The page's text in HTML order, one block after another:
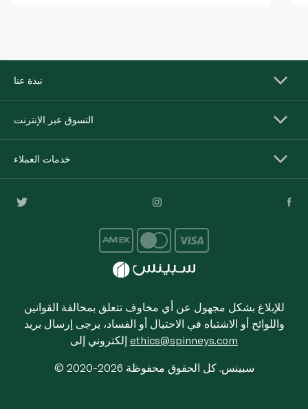
نبذة عنا
التسوق عبر الإنترنت
خدمات العملاء
للإبلاغ بشكل مجهول عن أي مخاوف تتعلق بمخالفة القوانين
واللوائح أو الاشتباه في الاحتيال أو الفساد، يرجى إرسال بريد
ethics@spinneys.com
© 2020-2026 سبينس. كل الحقوق محفوظة